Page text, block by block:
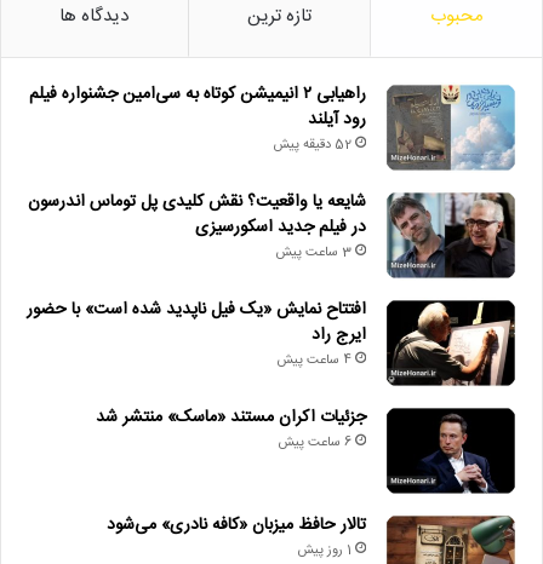
محبوب تازه ترین دیدگاه ها
راهیابی ۲ انیمیشن کوتاه به سی‌امین جشنواره فیلم
رود آیلند
52 دقیقه پیش
شایعه یا واقعیت؟ نقش کلیدی پل توماس اندرسون
در فیلم جدید اسکورسیزی
3 ساعت پیش
افتتاح نمایش «یک فیل ناپدید شده است» با حضور
ایرج راد
4 ساعت پیش
جزئیات اکران مستند «ماسک» منتشر شد
6 ساعت پیش
تالار حافظ میزبان «کافه نادری» می‌شود
1 روز پیش